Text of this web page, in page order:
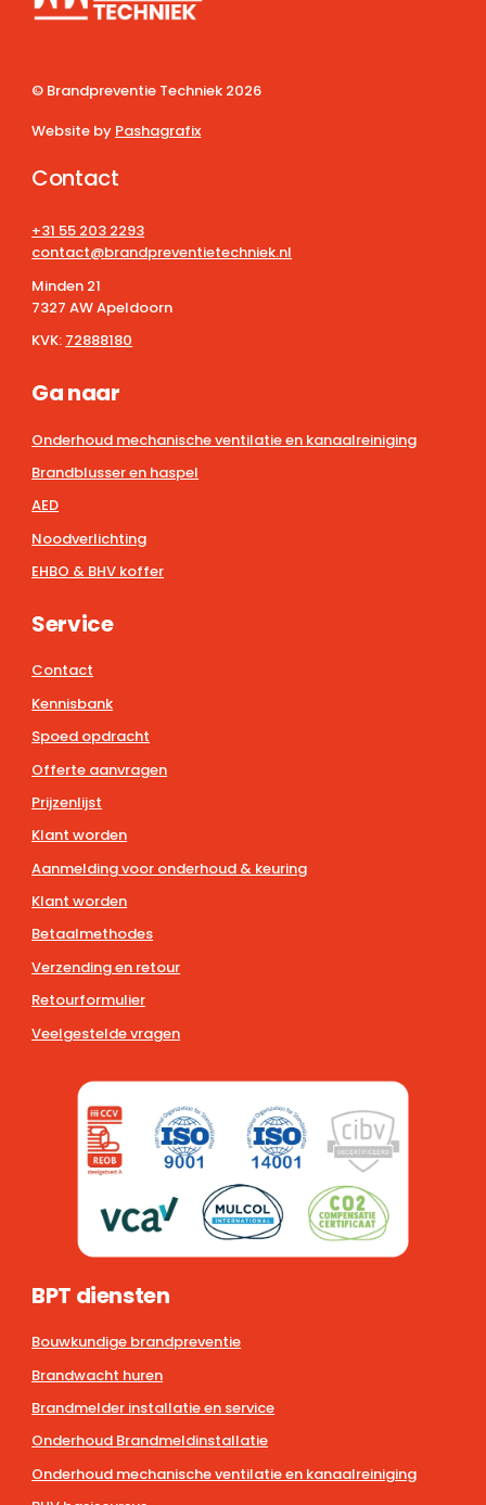
© Brandpreventie Techniek 2026
Website by Pashagrafix
Contact
+31 55 203 2293
contact@brandpreventietechniek.nl
Minden 21
7327 AW Apeldoorn
KVK: 72888180
Ga naar
Onderhoud mechanische ventilatie en kanaalreiniging
Brandblusser en haspel
AED
Noodverlichting
EHBO & BHV koffer
Service
Contact
Kennisbank
Spoed opdracht
Offerte aanvragen
Prijzenlijst
Klant worden
Aanmelding voor onderhoud & keuring
Klant worden
Betaalmethodes
Verzending en retour
Retourformulier
Veelgestelde vragen
BPT diensten
Bouwkundige brandpreventie
Brandwacht huren
Brandmelder installatie en service
Onderhoud Brandmeldinstallatie
Onderhoud mechanische ventilatie en kanaalreiniging